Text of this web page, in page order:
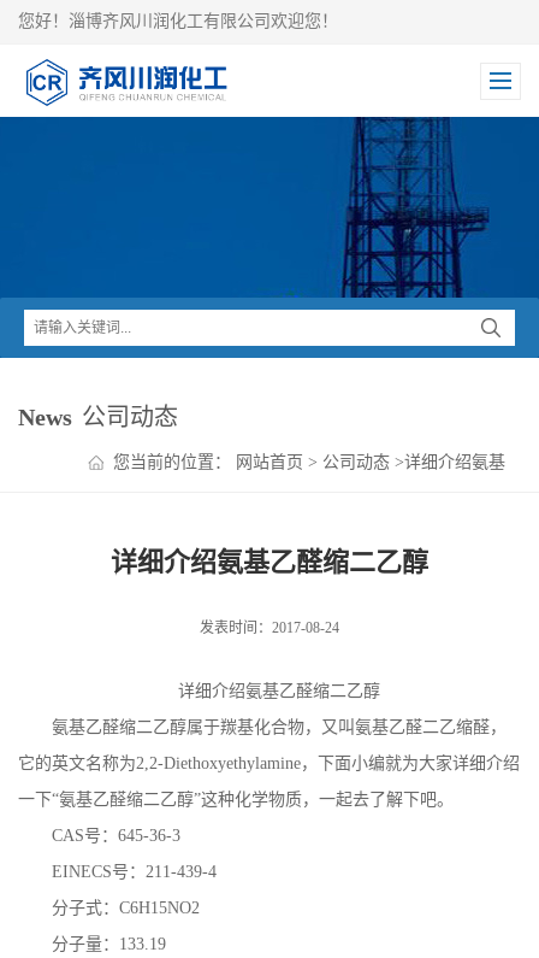
您好！淄博齐风川润化工有限公司欢迎您！
News 公司动态
您当前的位置： 网站首页 > 公司动态 >详细介绍氨基
详细介绍氨基乙醛缩二乙醇
发表时间：2017-08-24
详细介绍氨基乙醛缩二乙醇
氨基乙醛缩二乙醇属于羰基化合物，又叫氨基乙醛二乙缩醛，
它的英文名称为2,2-Diethoxyethylamine，下面小编就为大家详细介绍
一下“氨基乙醛缩二乙醇”这种化学物质，一起去了解下吧。
CAS号： 645-36-3
EINECS号： 211-439-4
分子式： C6H15NO2
分子量： 133.19